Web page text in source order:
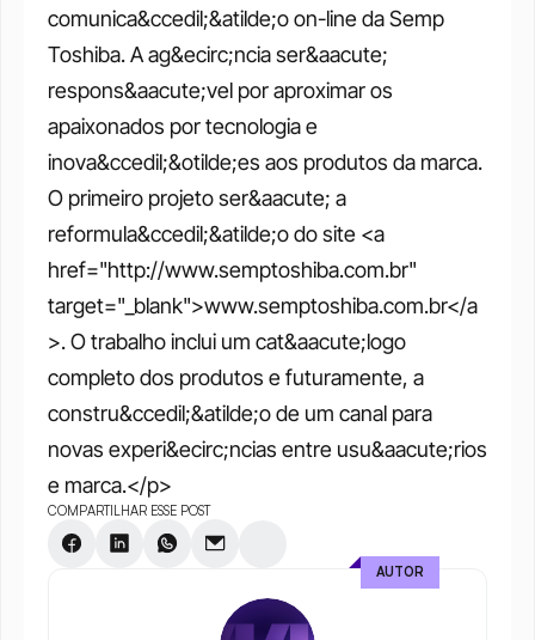
comunica&ccedil;&atilde;o on-line da Semp
Toshiba. A ag&ecirc;ncia ser&aacute;
respons&aacute;vel por aproximar os
apaixonados por tecnologia e
inova&ccedil;&otilde;es aos produtos da marca.
O primeiro projeto ser&aacute; a
reformula&ccedil;&atilde;o do site <a
href="http://www.semptoshiba.com.br"
target="_blank">www.semptoshiba.com.br</a
>. O trabalho inclui um cat&aacute;logo
completo dos produtos e futuramente, a
constru&ccedil;&atilde;o de um canal para
novas experi&ecirc;ncias entre usu&aacute;rios
e marca.</p>
COMPARTILHAR ESSE POST
AUTOR